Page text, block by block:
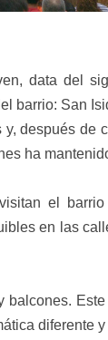
data del
barrio: San
después de
ha
el
en las
balcones.
diferente